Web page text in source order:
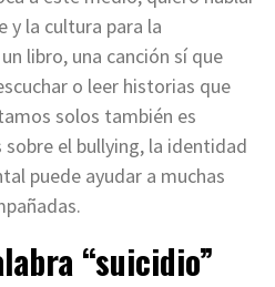
y la cultura para la
libro, una canción sí que
o leer historias que
solos también es
el bullying, la identidad
puede ayudar a muchas
“suicidio”